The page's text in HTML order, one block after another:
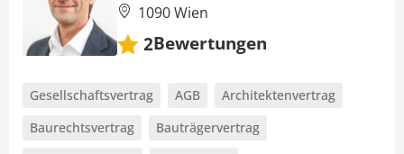
1090 Wien
2Bewertungen
Gesellschaftsvertrag AGB
Architektenvertrag
Baurechtsvertrag
Bauträgervertrag